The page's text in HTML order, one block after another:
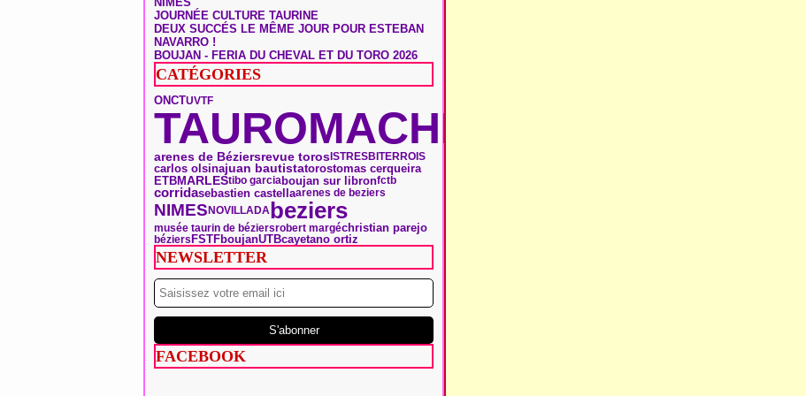
JOURNÉE CULTURE TAURINE
DEUX SUCCÉS LE MÊME JOUR POUR ESTEBAN
NAVARRO !
BOUJAN - FERIA DU CHEVAL ET DU TORO 2026
CATÉGORIES
ONCTUVTF
TAUROMACHIE
arenes de Béziersrevue toros ISTRESBITERROIS
carlos olsinajuan bautistatorostomas cerqueira
ETBMARLEStibo garciaboujan sur libronfctb
corridasebastien castellaarenes de beziers
NIMES NOVILLADAbeziers
musée taurin de béziersrobert margéchristian parejo
béziers FSTFboujanUTBcayetano ortiz
NEWSLETTER
FACEBOOK